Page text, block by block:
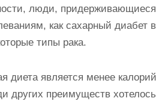
люди,
как сахарный диабет
типы рака.
диета является менее
других преимуществ